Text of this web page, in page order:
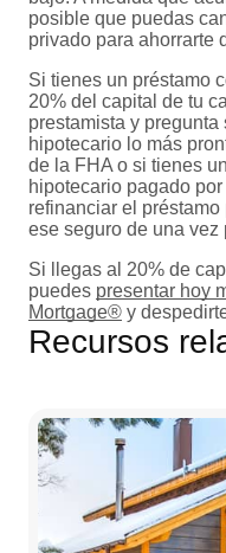
posible que puedas
privado para ahorrarte
Si tienes un préstamo
20% del capital de tu
prestamista y
hipotecario lo más
de la FHA o si tienes
hipotecario pagado
refinanciar el
ese seguro de una vez
Si llegas al 20% de
puedes presentar hoy
Mortgage® y
Recursos